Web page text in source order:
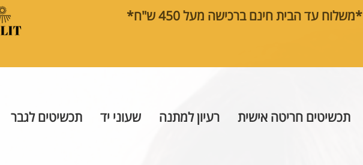
*משלוח עד הבית חינם ברכישה מעל 450 ש"ח*
תכשיטים חריטה אישית רעיון למתנה שעוני יד תכשיטים לגבר